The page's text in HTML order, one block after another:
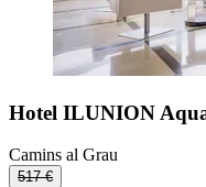
Hotel ILUNION
Camins al Grau
517 €